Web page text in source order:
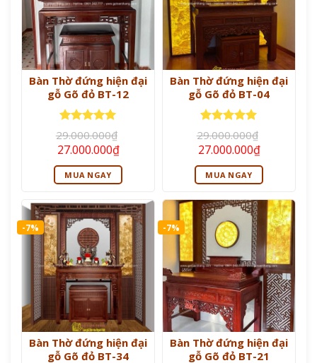
Bàn Thờ đứng hiện đại
gỗ Gõ đỏ BT-12
Được xếp
hạng55
sao
29.000.000₫
Giá
gốc
là:
29.000.000₫.
27.000.000₫Giá
hiện
tại
là:
27.000.000₫.
MUA NGAY
Bàn Thờ đứng hiện đại
gỗ Gõ đỏ BT-04
Được xếp
hạng55
sao
29.000.000₫
Giá
gốc
là:
29.000.000₫.
27.000.000₫Giá
hiện
tại
là:
MUA NGAY
-7%
Bàn Thờ đứng hiện đại
gỗ Gõ đỏ BT-34
-7%
Bàn Thờ đứng hiện đại
gỗ Gõ đỏ BT-21